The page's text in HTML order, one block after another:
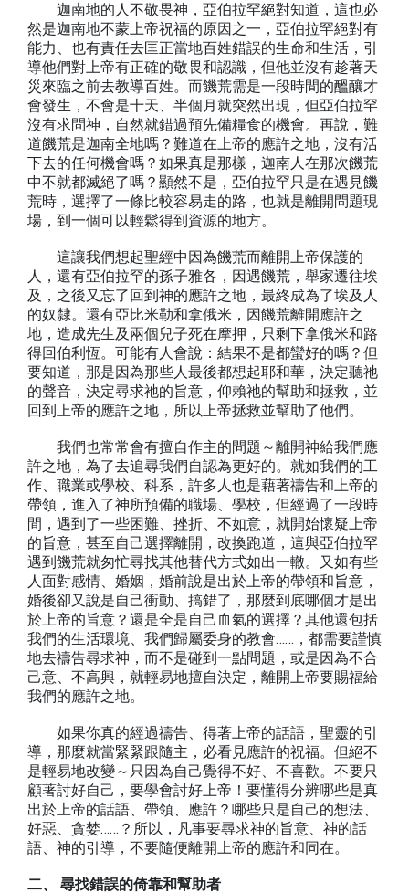
迦南地的人不敬畏神，亞伯拉罕絕對知道，這也必
然是迦南地不蒙上帝祝福的原因之一，亞伯拉罕絕對有
能力、也有責任去匡正當地百姓錯誤的生命和生活，引
導他們對上帝有正確的敬畏和認識，但他並沒有趁著天
災來臨之前去教導百姓。而饑荒需是一段時間的醞釀才
會發生，不會是十天、半個月就突然出現，但亞伯拉罕
沒有求問神，自然就錯過預先備糧食的機會。再說，難
道饑荒是迦南全地嗎？難道在上帝的應許之地，沒有活
下去的任何機會嗎？如果真是那樣，迦南人在那次饑荒
中不就都滅絕了嗎？顯然不是，亞伯拉罕只是在遇見饑
荒時，選擇了一條比較容易走的路，也就是離開問題現
場，到一個可以輕鬆得到資源的地方。
這讓我們想起聖經中因為饑荒而離開上帝保護的
人，還有亞伯拉罕的孫子雅各，因遇饑荒，舉家遷往埃
及，之後又忘了回到神的應許之地，最終成為了埃及人
的奴隸。還有亞比米勒和拿俄米，因饑荒離開應許之
地，造成先生及兩個兒子死在摩押，只剩下拿俄米和路
得回伯利恆。可能有人會說：結果不是都蠻好的嗎？但
要知道，那是因為那些人最後都想起耶和華，決定聽祂
的聲音，決定尋求祂的旨意，仰賴祂的幫助和拯救，並
回到上帝的應許之地，所以上帝拯救並幫助了他們。
我們也常常會有擅自作主的問題～離開神給我們應
許之地，為了去追尋我們自認為更好的。就如我們的工
作、職業或學校、科系，許多人也是藉著禱告和上帝的
帶領，進入了神所預備的職場、學校，但經過了一段時
間，遇到了一些困難、挫折、不如意，就開始懷疑上帝
的旨意，甚至自己選擇離開，改換跑道，這與亞伯拉罕
遇到饑荒就匆忙尋找其他替代方式如出一轍。又如有些
人面對感情、婚姻，婚前說是出於上帝的帶領和旨意，
婚後卻又說是自己衝動、搞錯了，那麼到底哪個才是出
於上帝的旨意？還是全是自己血氣的選擇？其他還包括
我們的生活環境、我們歸屬委身的教會……，都需要謹慎
地去禱告尋求神，而不是碰到一點問題，或是因為不合
己意、不高興，就輕易地擅自決定，離開上帝要賜福給
我們的應許之地。
如果你真的經過禱告、得著上帝的話語，聖靈的引
導，那麼就當緊緊跟隨主，必看見應許的祝福。但絕不
是輕易地改變～只因為自己覺得不好、不喜歡。不要只
顧著討好自己，要學會討好上帝！要懂得分辨哪些是真
出於上帝的話語、帶領、應許？哪些只是自己的想法、
好惡、貪婪……？所以，凡事要尋求神的旨意、神的話
語、神的引導，不要隨便離開上帝的應許和同在。
二、 尋找錯誤的倚靠和幫助者